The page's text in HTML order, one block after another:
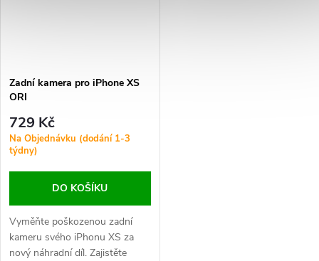
Zadní kamera pro iPhone XS
ORI
729 Kč
Na Objednávku (dodání 1-3
týdny)
DO KOŠÍKU
Vyměňte poškozenou zadní
kameru svého iPhonu XS za
nový náhradní díl. Zajistěte